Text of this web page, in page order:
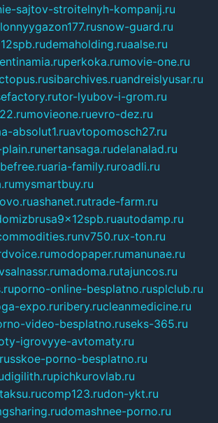
sajtov-stroitelnyh-kompanij.ru
snow-guard.ru
demaholding.ruaalse.ru
perkoka.rumovie-one.ru
sibarchives.ruandreislyusar.ru
tor-lyubov-i-grom.ru
movieone.ruevro-dez.ru
absolut1.ruavtopomosch27.ru
nertansaga.rudelanalad.ru
aria-family.ruroadli.ru
mysmartbuy.ru
ashanet.rutrade-farm.ru
autodamp.ru
nv750.rux-ton.ru
modopaper.rumanunae.ru
madoma.rutajuncos.ru
porno-online-besplatno.rusplclub.ru
expo.ruribery.rucleanmedicine.ru
video-besplatno.ruseks-365.ru
igrovyye-avtomaty.ru
russkoe-porno-besplatno.ru
digilith.rupichkurovlab.ru
taksu.rucomp123.rudon-ykt.ru
domashnee-porno.ru